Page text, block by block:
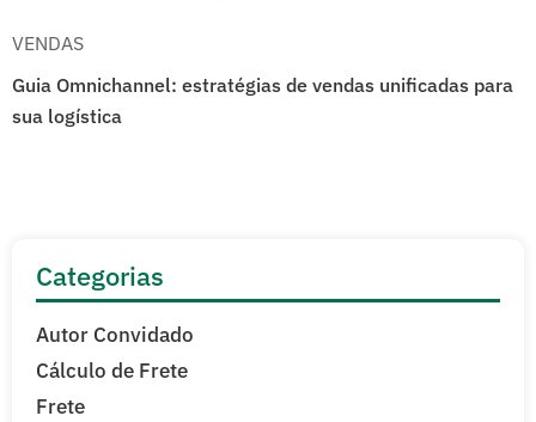
VENDAS
Guia Omnichannel: estratégias de vendas unificadas para
sua logística
Categorias
Autor Convidado
Cálculo de Frete
Frete